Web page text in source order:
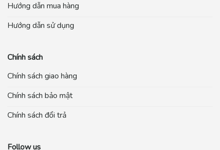
Hướng dẫn mua hàng
Hướng dẫn sử dụng
Chính sách
Chính sách giao hàng
Chính sách bảo mật
Chính sách đổi trả
Follow us